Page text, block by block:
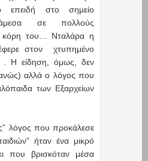
επειδή στο σημείο
σε πολλούς
κόρη του… Νταλάρα η
στον χτυπημένο
. Η είδηση, όμως, δεν
αλλά ο λόγος που
των Εξαρχείων
λόγος που προκάλεσε
ήταν ένα μικρό
που βρισκόταν μέσα